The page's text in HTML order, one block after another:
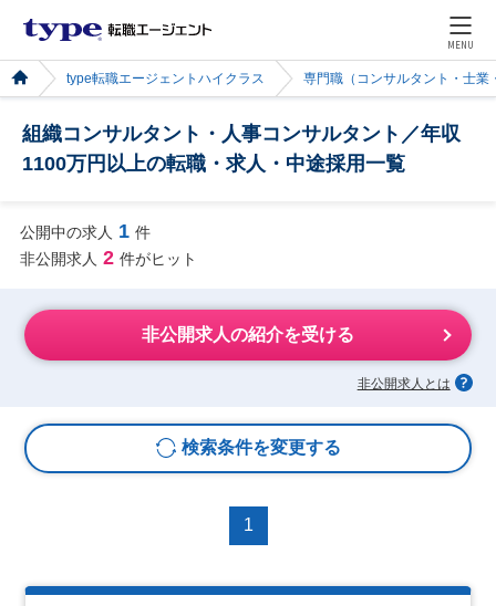
MENU
type転職エージェントハイクラス 専門職（コンサルタント・士業
組織コンサルタント・人事コンサルタント／年収
1100万円以上の転職・求人・中途採用一覧
公開中の求人 1 件
非公開求人 2 件がヒット
非公開求人の紹介を受ける
非公開求人とは
検索条件を変更する
1